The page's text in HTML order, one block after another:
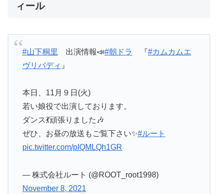
ィール
#山下桐里 出演情報📣#朝ドラ 『#カムカムエ
ヴリバディ 』
本日、11月９日(火)
若い娘役で出演しております。
ダンス💃頑張りました🎶
ぜひ、お昼の放送もご覧下さい✨#ルート
pic.twitter.com/pIQMLQh1GR
— 株式会社ルート (@ROOT_root1998)
November 8, 2021